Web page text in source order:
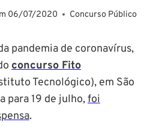
06/07/2020 Concurso Público
pandemia de coronavírus,
concurso Fito
Tecnológico), em São
para 19 de julho,foi
.